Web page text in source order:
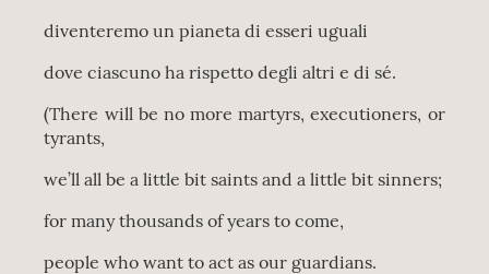
diventeremo un pianeta di esseri uguali
dove ciascuno ha rispetto degli altri e di sé.
(There will be no more martyrs, executioners, or
tyrants,
we’ll all be a little bit saints and a little bit sinners;
for many thousands of years to come,
people who want to act as our guardians.